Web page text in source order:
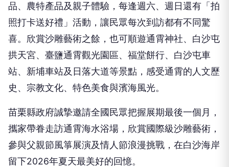
品、農特產品及親子體驗，每逢週六、週日還有「拍
照打卡送好禮」活動，讓民眾每次到訪都有不同驚
喜。欣賞沙雕藝術之餘，也可順遊通霄神社、白沙屯
拱天宮、臺鹽通霄觀光園區、福堂餅行、白沙屯車
站、新埔車站及日落大道等景點，感受通霄的人文歷
史、宗教文化、特色美食與濱海風光。
苗栗縣政府誠摯邀請全國民眾把握展期最後一個月，
攜家帶眷走訪通霄海水浴場，欣賞國際級沙雕藝術，
參與父親節風箏展演及情人節浪漫挑戰，在白沙海岸
留下2026年夏天最美好的回憶。